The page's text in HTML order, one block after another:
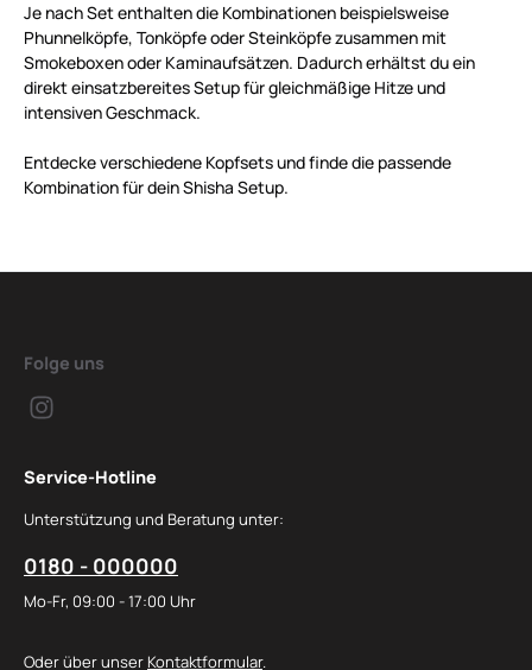
Je nach Set enthalten die Kombinationen beispielsweise
Phunnelköpfe, Tonköpfe oder Steinköpfe zusammen mit
Smokeboxen oder Kaminaufsätzen. Dadurch erhältst du ein
direkt einsatzbereites Setup für gleichmäßige Hitze und
intensiven Geschmack.
Entdecke verschiedene Kopfsets und finde die passende
Kombination für dein Shisha Setup.
Folge uns
Service-Hotline
Unterstützung und Beratung unter:
0180 - 000000
Mo-Fr, 09:00 - 17:00 Uhr
Oder über unser Kontaktformular.